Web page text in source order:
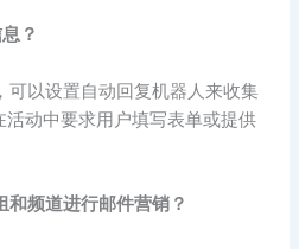
？
可以设置自动回复机器人来收集
动中要求用户填写表单或提供
频道进行邮件营销？